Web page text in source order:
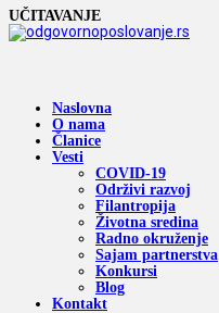
UČITAVANJE
Naslovna
O nama
Članice
Vesti
COVID-19
Održivi razvoj
Filantropija
Životna sredina
Radno okruženje
Sajam partnerstva
Konkursi
Blog
Kontakt